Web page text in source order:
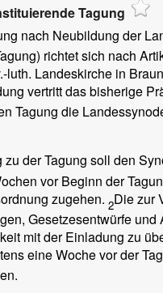
Tagung
nach Neubildung der
richtet sich nach
luth. Landeskirche in
vertritt das bisherige
Tagung die
der Tagung soll den
vor Beginn der
zugehen. 2Die zur
Gesetzesentwürfe und
mit der Einladung zu
eine Woche vor der